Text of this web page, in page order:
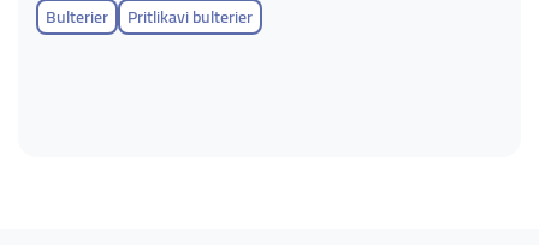
Bulterier Pritlikavi bulterier